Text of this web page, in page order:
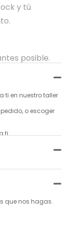
y tú
posible.
ti en nuestro taller
o escoger
ti.
que nos hagas.